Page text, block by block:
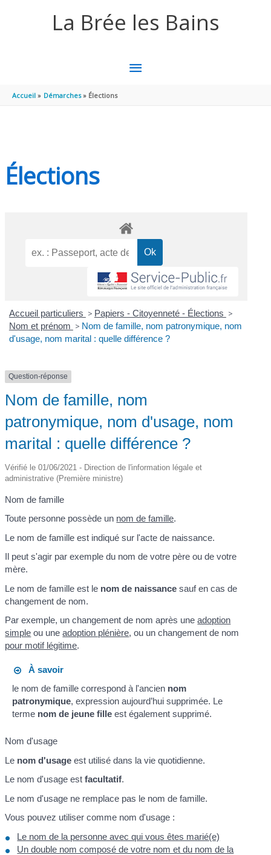
La Brée les Bains
MENU
Accueil Démarches Élections
Élections
Accueil particuliers > Papiers - Citoyenneté - Élections >
Nom et prénom > Nom de famille, nom patronymique, nom
d'usage, nom marital : quelle différence ?
Question-réponse
Nom de famille, nom
patronymique, nom d'usage, nom
marital : quelle différence ?
Vérifié le 01/06/2021 - Direction de l'information légale et
administrative (Première ministre)
Nom de famille
Toute personne possède un nom de famille.
Le nom de famille est indiqué sur l'acte de naissance.
Il peut s'agir par exemple du nom de votre père ou de votre
mère.
Le nom de famille est le nom de naissance sauf en cas de
changement de nom.
Par exemple, un changement de nom après uneadoption
simple ou uneadoption plénière, ou un changement de nom
pour motif légitime.
À savoir
le nom de famille correspond à l'ancien nom
patronymique, expression aujourd’hui supprimée. Le
terme nom de jeune filleest également supprimé.
Nom d'usage
Le nom d'usage est utilisé dans la vie quotidienne.
Le nom d'usage estfacultatif.
Le nom d'usage ne remplace pas le nom de famille.
Vous pouvez utiliser comme nom d'usage :
Le nom de la personne avec qui vous êtes marié(e)
Un double nom composé de votre nom et du nom de la